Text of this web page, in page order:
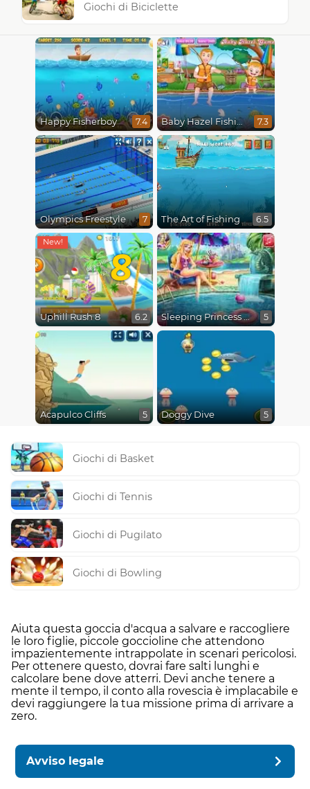
Giochi di Biciclette
Happy Fisherboy 7.4 Baby Hazel Fishing Time 7.3
Olympics Freestyle 7 The Art of Fishing 6.5
8
Uphill Rush 8 6.2 Sleeping Princess Swimming Pool 5
Acapulco Cliffs 5 Doggy Dive 5
Giochi di Basket
Giochi di Tennis
Giochi di Pugilato
Giochi di Bowling
Aiuta questa goccia d'acqua a salvare e raccogliere
le loro figlie, piccole goccioline che attendono
impazientemente intrappolate in scenari pericolosi.
Per ottenere questo, dovrai fare salti lunghi e
calcolare bene dove atterri. Devi anche tenere a
mente il tempo, il conto alla rovescia è implacabile e
devi raggiungere la tua missione prima di arrivare a
zero.
Avviso legale